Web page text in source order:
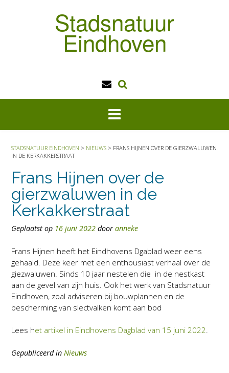
Stadsnatuur
Eindhoven
STADSNATUUR EINDHOVEN > NIEUWS > FRANS HIJNEN OVER DE GIERZWALUWEN
IN DE KERKAKKERSTRAAT
Frans Hijnen over de
gierzwaluwen in de
Kerkakkerstraat
Geplaatst op 16 juni 2022 door anneke
Frans Hijnen heeft het Eindhovens Dgablad weer eens
gehaald. Deze keer met een enthousiast verhaal over de
giezwaluwen. Sinds 10 jaar nestelen die in de nestkast
aan de gevel van zijn huis. Ook het werk van Stadsnatuur
Eindhoven, zoal adviseren bij bouwplannen en de
bescherming van slectvalken komt aan bod
Lees het artikel in Eindhovens Dagblad van 15 juni 2022.
Gepubliceerd in Nieuws